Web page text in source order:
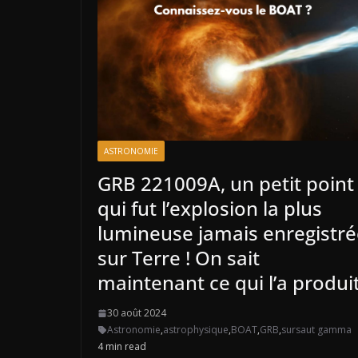
ASTRONOMIE
GRB 221009A, un petit point
qui fut l’explosion la plus
lumineuse jamais
sur Terre ! On sait
maintenant ce qui l’a
30 août 2024
Astronomie,astrophysique,BOAT,GRB,sursaut gamma
4 min read